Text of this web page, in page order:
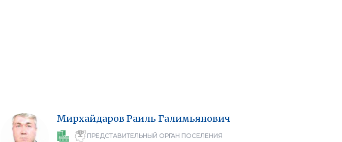
Мирхайдаров Раиль Галимьянович
ПРЕДСТАВИТЕЛЬНЫЙ ОРГАН ПОСЕЛЕНИЯ